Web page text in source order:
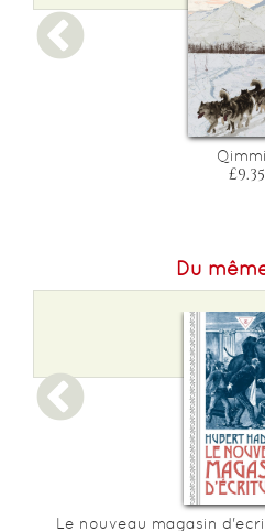
£9.35
Du
Le nouveau magasin